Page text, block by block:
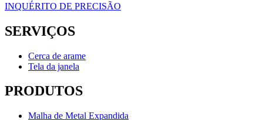
INQUÉRITO DE PRECISÃO
SERVIÇOS
Cerca de arame
Tela da janela
PRODUTOS
Malha de Metal Expandida